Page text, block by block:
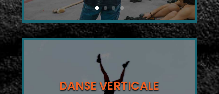
DANSE VERTICALE